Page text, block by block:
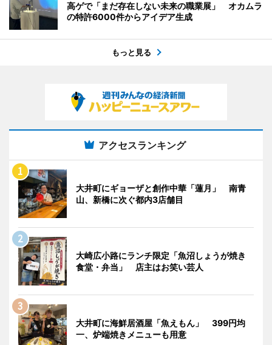
高ゲで「まだ存在しない未来の職業展」 オカムラ
の特許6000件からアイデア生成
もっと見る
アクセスランキング
大井町にギョーザと創作中華「蓮月」 南青
山、新橋に次ぐ都内3店舗目
大崎広小路にランチ限定「魚沼しょうが焼き
食堂・弁当」 店主はお笑い芸人
大井町に海鮮居酒屋「魚えもん」 399円均
一、炉端焼きメニューも用意